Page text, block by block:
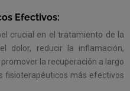
Efectivos:
crucial en el tratamiento de la
dolor, reducir la inflamación,
la recuperación a largo
fisioterapéuticos más efectivos